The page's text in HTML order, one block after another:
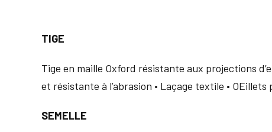
TIGE
Tige en maille Oxford résistante aux projections
et résistante à l’abrasion • Laçage textile •
SEMELLE